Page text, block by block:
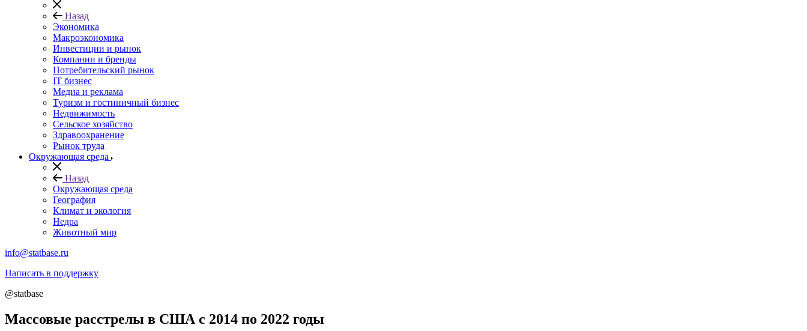
Назад
Экономика
Макроэкономика
Инвестиции и рынок
Компании и бренды
Потребительский рынок
IT бизнес
Медиа и реклама
Туризм и гостиничный бизнес
Недвижимость
Сельское хозяйство
Здравоохранение
Рынок труда
Окружающая среда
Назад
Окружающая среда
География
Климат и экология
Недра
Животный мир
info@statbase.ru
Написать в поддержку
@statbase
Массовые расстрелы в США с 2014 по 2022 годы